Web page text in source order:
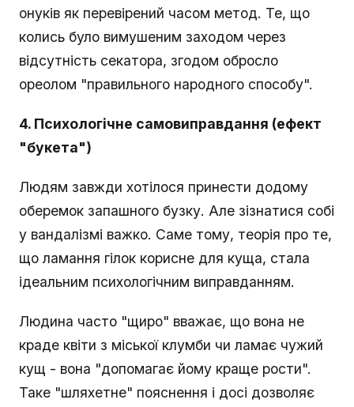
онуків як перевірений часом метод. Те, що
колись було вимушеним заходом через
відсутність секатора, згодом обросло
ореолом "правильного народного способу".
4. Психологічне самовиправдання (ефект
"букета")
Людям завжди хотілося принести додому
оберемок запашного бузку. Але зізнатися собі
у вандалізмі важко. Саме тому, теорія про те,
що ламання гілок корисне для куща, стала
ідеальним психологічним виправданням.
Людина часто "щиро" вважає, що вона не
краде квіти з міської клумби чи ламає чужий
кущ - вона "допомагає йому краще рости".
Таке "шляхетне" пояснення і досі дозволяє